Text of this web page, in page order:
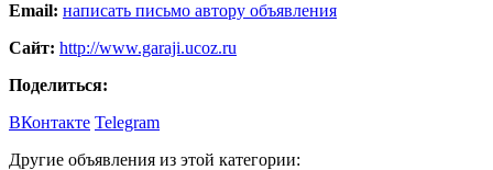
Email: написать письмо автору объявления
Сайт: http://www.garaji.ucoz.ru
Поделиться:
ВКонтакте Telegram
Другие объявления из этой категории: